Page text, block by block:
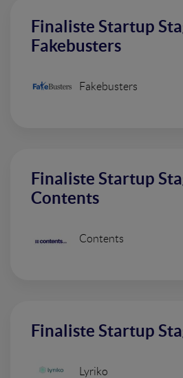
Finaliste Startup
Fakebusters
Fakebusters
Finaliste Startup
Contents
Contents
Finaliste Startup
Lyriko